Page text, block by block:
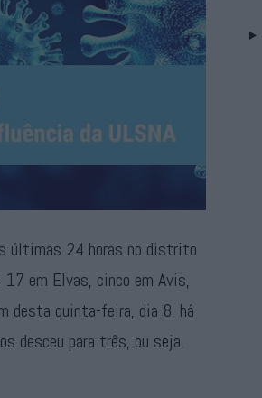
últimas 24 horas no distrito
em Elvas, cinco em Avis,
desta quinta-feira, dia 8, há
desceu para três, ou seja,